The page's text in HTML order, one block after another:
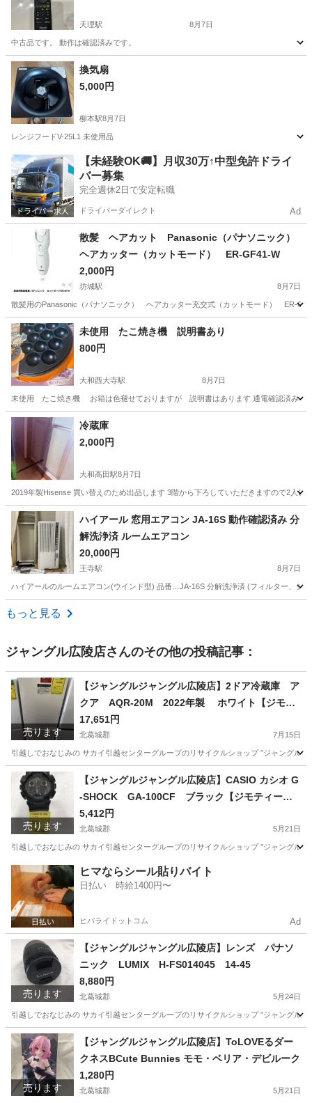
天理駅 8月7日
中古品です。 動作は確認済みです。
奈良 天理市 天理駅
換気扇
5,000円
柳本駅8月7日
レンジフードV-25L1 未使用品
奈良 天理市 柳本駅 キッチン家電
【未経験OK🚚】月収30万↑中型免許ドライ
バー募集
完全週休2日で安定転職
ドライバーダイレクト Ad
散髪 ヘアカット Panasonic（パナソニック）
ヘアカッター（カットモード） ER-GF41-W
2,000円
坊城駅 8月7日
散髪用のPanasonic（パナソニック） ヘアカッター充交式（カットモード） ER-
奈良 橿原市 坊城駅 美容家電
未使用 たこ焼き機 説明書あり
800円
大和西大寺駅 8月7日
未使用 たこ焼き機 お箱は色褪せておりますが 説明書はあります 通電確認済み
奈良 奈良市 大和西大寺駅
冷蔵庫
2,000円
大和高田駅8月7日
2019年製Hisense 買い替えのため出品します 3階から下ろしていただきますので2人
奈良 大和高田市 大和高田駅
ハイアール 窓用エアコン JA-16S 動作確認済み 分
解洗浄済 ルームエアコン
20,000円
王寺駅 8月7日
ハイアールのルームエアコン(ウインド型) 品番…JA-16S 分解洗浄済 (フィルター、シ
奈良 生駒郡
もっと見る
ジャングル広陵店さんのその他の投稿記事：
売ります
【ジャングルジャングル広陵店】2ドア冷蔵庫 ア
クア AQR-20M 2022年製 ホワイト【ジモテ
ィー特別価格】
17,651円
北葛城郡 7月15日
引越しでおなじみの サカイ引越センターグループのリサイクルショップ ”ジャングル
奈良 北葛城郡 キッチン家電 ジャングル
売ります
【ジャングルジャングル広陵店】CASIO カシオ G
-SHOCK GA-100CF ブラック【ジモティー特
別価格】
5,412円
北葛城郡 5月21日
引越しでおなじみの サカイ引越センターグループのリサイクルショップ ”ジャングル
奈良 北葛城郡 その他 買取
ヒマならシール貼りバイト
日払い 時給1400円〜
ヒバライドットコム Ad
売ります
【ジャングルジャングル広陵店】レンズ パナソ
ニック LUMIX H-FS014045 14-45
8,880円
北葛城郡 5月24日
引越しでおなじみの サカイ引越センターグループのリサイクルショップ ”ジャングル
奈良 北葛城郡 カメラ 買取
売ります
【ジャングルジャングル広陵店】ToLOVEるダー
クネスBCute Bunnies モモ・ベリア・デビルーク
1,280円
北葛城郡 5月21日